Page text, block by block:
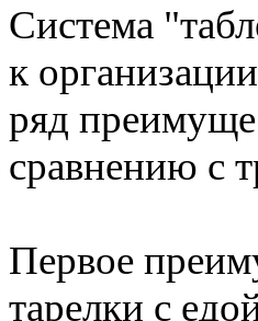
Система
к
ряд
сравнению с
Первое
тарелки с